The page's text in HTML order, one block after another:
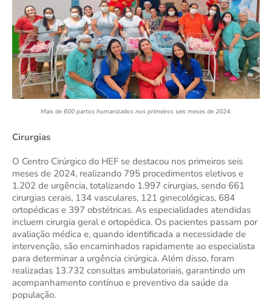
Mais de 600 partos humanizados nos primeiros seis meses de 2024.
Cirurgias
O Centro Cirúrgico do HEF se destacou nos primeiros seis
meses de 2024, realizando 795 procedimentos eletivos e
1.202 de urgência, totalizando 1.997 cirurgias, sendo 661
cirurgias cerais, 134 vasculares, 121 ginecológicas, 684
ortopédicas e 397 obstétricas. As especialidades atendidas
incluem cirurgia geral e ortopédica. Os pacientes passam por
avaliação médica e, quando identificada a necessidade de
intervenção, são encaminhados rapidamente ao especialista
para determinar a urgência cirúrgica. Além disso, foram
realizadas 13.732 consultas ambulatoriais, garantindo um
acompanhamento contínuo e preventivo da saúde da
população.